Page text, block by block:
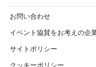
お問い合わせ
イベント協賛をお考えの企
サイトポリシー
クッキーポリシー